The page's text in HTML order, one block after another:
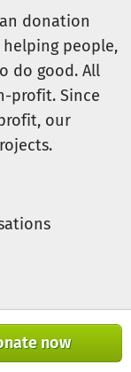
now
donation
helping people,
do good. All
profit. Since
our